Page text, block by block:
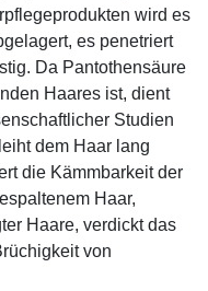
wird es
es penetriert
Da Pantothensäure
Haares ist, dient
Studien
dem Haar lang
die Kämmbarkeit der
Haar,
Haare, verdickt das
von